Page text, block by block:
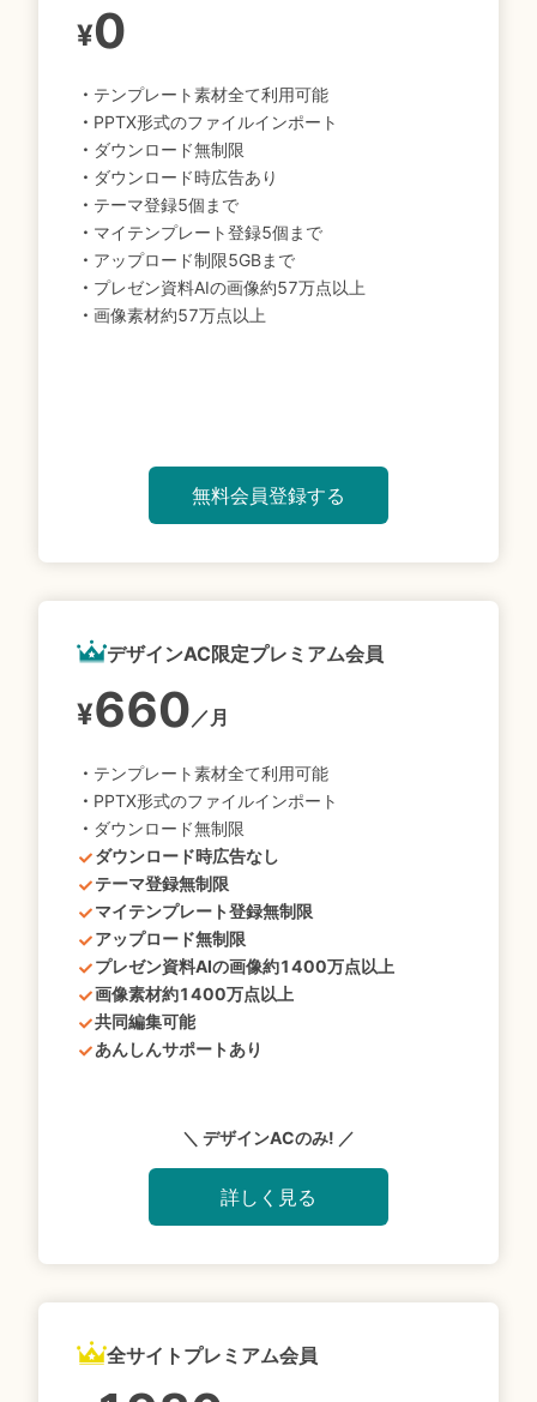
¥0
・ テンプレート素材全て利用可能
・ PPTX形式のファイルインポート
・ ダウンロード無制限
・ ダウンロード時広告あり
・ テーマ登録5個まで
・ マイテンプレート登録5個まで
・ アップロード制限5GBまで
・ プレゼン資料AIの画像約57万点以上
・ 画像素材約57万点以上
無料会員登録する
デザインAC限定プレミアム会員
¥660／月
・ テンプレート素材全て利用可能
・ PPTX形式のファイルインポート
・ ダウンロード無制限
ダウンロード時広告なし
テーマ登録無制限
マイテンプレート登録無制限
アップロード無制限
プレゼン資料AIの画像約1400万点以上
画像素材約1400万点以上
共同編集可能
あんしんサポートあり
＼ デザインACのみ! ／
詳しく見る
全サイトプレミアム会員